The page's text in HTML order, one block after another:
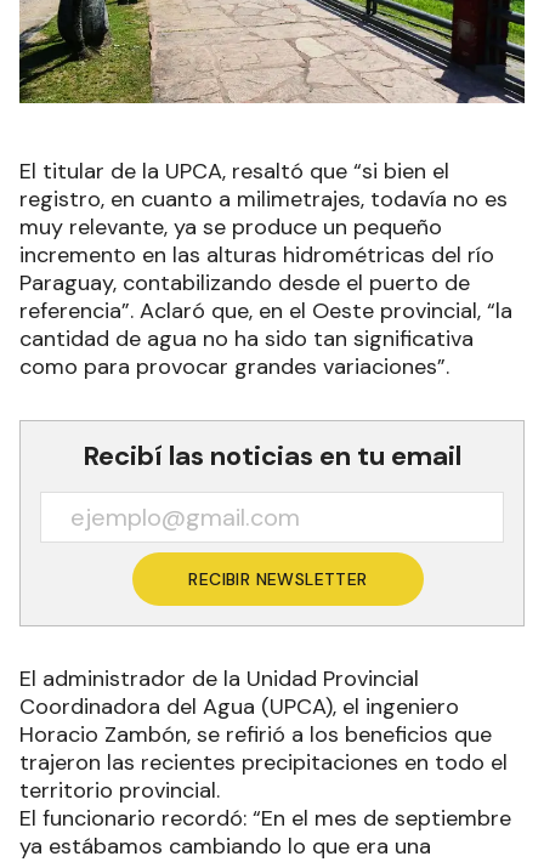
El titular de la UPCA, resaltó que “si bien el
registro, en cuanto a milimetrajes, todavía no es
muy relevante, ya se produce un pequeño
incremento en las alturas hidrométricas del río
Paraguay, contabilizando desde el puerto de
referencia”. Aclaró que, en el Oeste provincial, “la
cantidad de agua no ha sido tan significativa
como para provocar grandes variaciones”.
Recibí las noticias en tu email
RECIBIR NEWSLETTER
El administrador de la Unidad Provincial
Coordinadora del Agua (UPCA), el ingeniero
Horacio Zambón, se refirió a los beneficios que
trajeron las recientes precipitaciones en todo el
territorio provincial.
El funcionario recordó: “En el mes de septiembre
ya estábamos cambiando lo que era una